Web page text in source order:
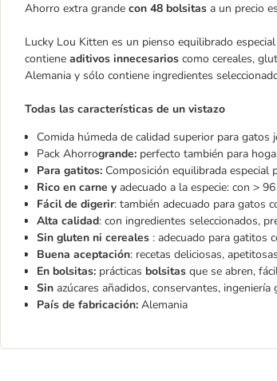
Ahorro extra grande con 48 bolsitas a un precio
Lucky Lou Kitten es un pienso equilibrado
contiene aditivos innecesarios como cereales,
Alemania y sólo contiene ingredientes
Todas las características de un vistazo
Comida húmeda de calidad superior para gatos
Pack Ahorrogrande: perfecto también para
Para gatitos: Composición equilibrada especial
Rico en carne y adecuado a la especie: con >
Fácil de digerir: también adecuado para gatos
Alta calidad: con ingredientes seleccionados,
Sin gluten ni cereales : adecuado para gatitos
Buena aceptación: recetas deliciosas,
En bolsitas: prácticas bolsitas que se abren,
Sin azúcares añadidos, conservantes,
País de fabricación: Alemania